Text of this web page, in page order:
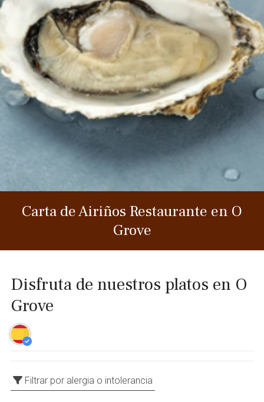
Carta de Airiños Restaurante en O
Grove
Disfruta de nuestros platos en O
Grove
Filtrar por alergia o intolerancia